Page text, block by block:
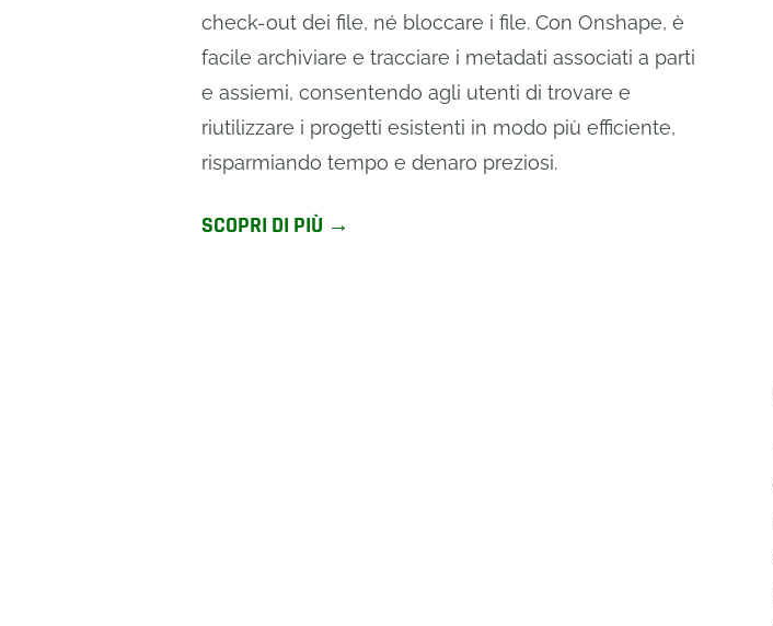
check-out dei file, né bloccare i file. Con Onshape, è
facile archiviare e tracciare i metadati associati a parti
e assiemi, consentendo agli utenti di trovare e
riutilizzare i progetti esistenti in modo più efficiente,
risparmiando tempo e denaro preziosi.
SCOPRI DI PIÙ →